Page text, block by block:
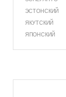
ЭСТОНСКИЙ
ЯКУТСКИЙ
ЯПОНСКИЙ